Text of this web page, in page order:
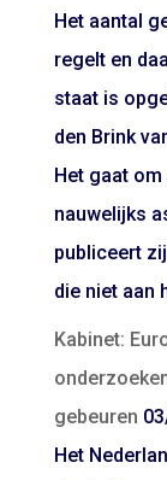
Het aantal
regelt en
staat is
den Brink
Het gaat
nauwelijks
publiceert
die niet aan
Kabinet:
gebeuren
Het